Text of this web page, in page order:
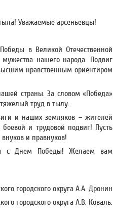
Уважаемые арсеньевцы!
в Великой Отечественной
нашего народа. Подвиг
нравственным ориентиром
страны. За словом «Победа»
труд в тылу.
и наших земляков – жителей
и трудовой подвиг! Пусть
и правнуков!
с Днем Победы! Желаем вам
городского округа А.А. Дронин
городского округа А.В. Коваль.